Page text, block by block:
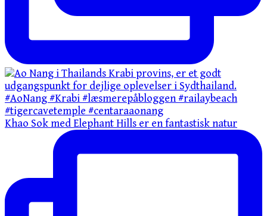
Khao Sok med Elephant Hills er en fantastisk natur